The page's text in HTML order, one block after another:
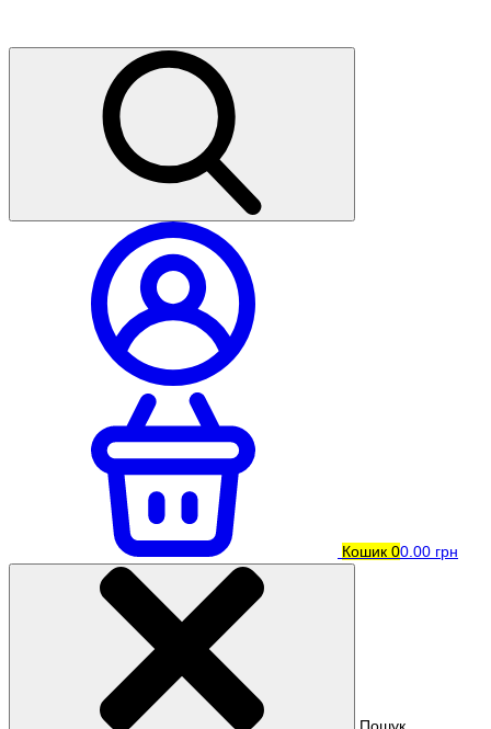
Кошик 00.00 грн